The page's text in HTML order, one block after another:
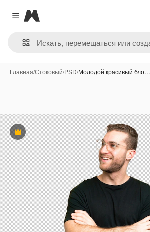
Close menu
Magnific
Главная/Стоковый/PSD/Молодой красивый бло…
Премиум